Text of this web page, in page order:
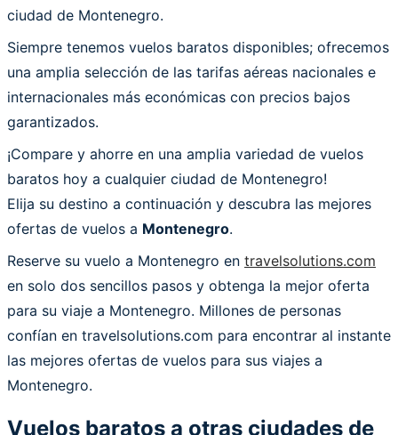
ciudad de Montenegro.
Siempre tenemos vuelos baratos disponibles; ofrecemos
una amplia selección de las tarifas aéreas nacionales e
internacionales más económicas con precios bajos
garantizados.
¡Compare y ahorre en una amplia variedad de vuelos
baratos hoy a cualquier ciudad de Montenegro!
Elija su destino a continuación y descubra las mejores
ofertas de vuelos a Montenegro.
Reserve su vuelo a Montenegro en travelsolutions.com
en solo dos sencillos pasos y obtenga la mejor oferta
para su viaje a Montenegro. Millones de personas
confían en travelsolutions.com para encontrar al instante
las mejores ofertas de vuelos para sus viajes a
Montenegro.
Vuelos baratos a otras ciudades de